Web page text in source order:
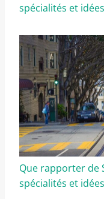
spécialités et
Que rapporter de
spécialités et